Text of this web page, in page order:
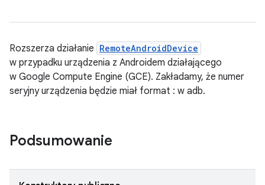
Rozszerza działanie RemoteAndroidDevice
w przypadku urządzenia z Androidem działającego
w Google Compute Engine (GCE). Zakładamy, że numer
seryjny urządzenia będzie miał format : w adb.
Podsumowanie